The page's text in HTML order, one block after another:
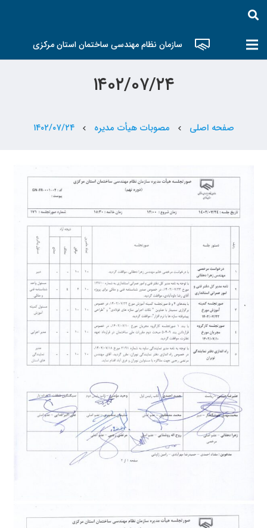
سازمان نظام مهندسی ساختمان استان مرکزی
۱۴۰۲/۰۷/۲۴
صفحه اصلی chevron_left مصوبات هیأت مدیره chevron_left ۱۴۰۲/۰۷/۲۴